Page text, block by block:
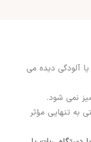
آلودگی دیده می
نمی شود.
به تنهایی مؤثر